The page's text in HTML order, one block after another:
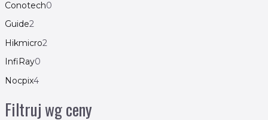
Conotech0
Guide2
Hikmicro2
InfiRay0
Nocpix4
Filtruj wg ceny